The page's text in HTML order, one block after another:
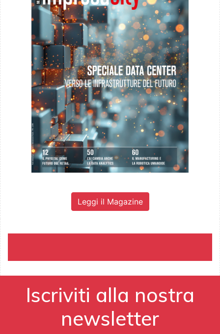
Leggi il Magazine
Iscriviti alla nostra
newsletter